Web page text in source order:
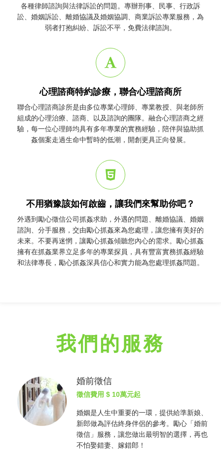
各種律師諮詢與法律訴訟的問題。專辦刑事、民事、行政訴
訟、婚姻訴訟、離婚協議及婚姻協調、商業訴訟專業服務，為
弱者打抱糾紛、訴訟不平，免費法律諮詢。
心理諮商特約診療，聯合心理諮商所
聯合心理諮商診所是由多位專業心理師、專業教授、與老師所
組成的心理治療、諮商、以及諮詢的團隊。融合心理諮商之經
驗，每一位心理師均具有多年專業的實務經驗，陪伴與協助抓
姦個案走過生命中暫時的低潮，開創更具正向發展。
不用猶豫該如何啟齒，讓我們來幫助你吧？
外遇到勵心徵信公司抓姦求助，外遇的問題、離婚協議、婚姻
諮詢、分手服務，交由勵心抓姦來為您處理，讓您擁有美好的
未來。不要再迷惘，讓勵心抓姦傾聽您內心的需求。勵心抓姦
擁有在抓姦業界立足多年的專業探員，具有豐富實務抓姦經驗
和法律專長，勵心抓姦深具信心和實力能為您處理抓姦問題。
我們的服務
婚前徵信
徵信費用 $ 10萬元起
婚姻是人生中重要的一環，提供給準新娘、
新郎做為評估終身伴侶的參考。勵心「婚前
徵信 」服務，讓您做出最明智的選擇，再也
不怕娶錯妻、嫁錯郎！